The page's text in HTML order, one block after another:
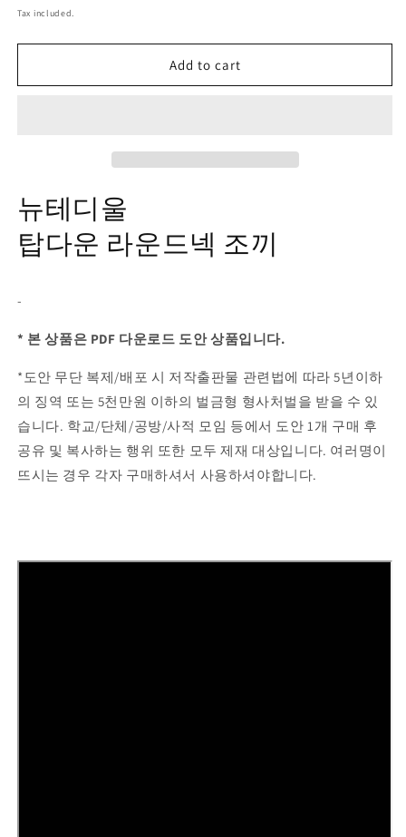
price
Tax included.
Add to cart
뉴테디울
탑다운 라운드넥 조끼
-
* 본 상품은 PDF 다운로드 도안 상품입니다.
*도안 무단 복제/배포 시 저작출판물 관련법에 따라 5년이하
의 징역 또는 5천만원 이하의 벌금형 형사처벌을 받을 수 있
습니다. 학교/단체/공방/사적 모임 등에서 도안 1개 구매 후
공유 및 복사하는 행위 또한 모두 제재 대상입니다. 여러명이
뜨시는 경우 각자 구매하셔서 사용하셔야합니다.